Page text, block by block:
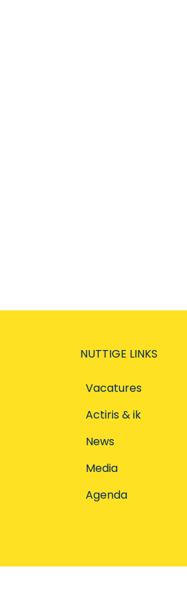
NUTTIGE LINKS
Vacatures
Actiris & ik
News
Media
Agenda